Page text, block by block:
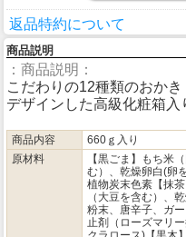
返品特約について
商品説明
：商品説明：
こだわりの12種類のおか
デザインした高級化粧箱入
商品内容
660ｇ入り
原材料
【黒ごま】もち米
む）、乾燥卵白(卵
植物炭末色素【抹
（大豆を含む）、
粉末、唐辛子、ガ
止剤（ローズマリ